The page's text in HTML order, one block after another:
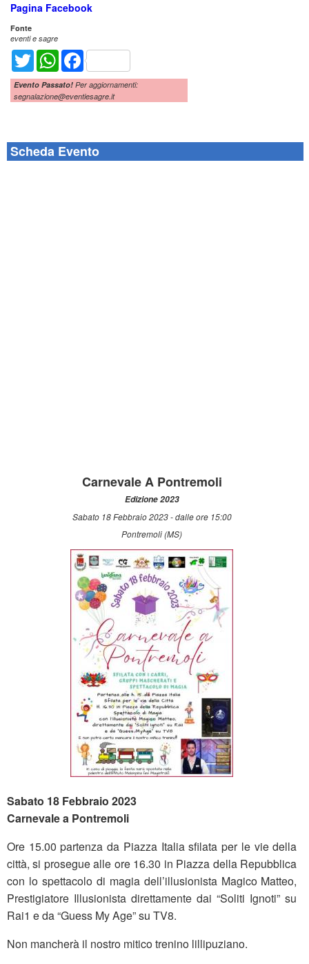
Pagina Facebook
Fonte
eventi e sagre
Twitter WhatsAppFacebook
Evento Passato! Per aggiornamenti:
segnalazione@eventiesagre.it
Scheda Evento
Carnevale A Pontremoli
Edizione 2023
Sabato 18 Febbraio 2023 - dalle ore 15:00
Pontremoli (MS)
Sabato 18 Febbraio 2023
Carnevale a Pontremoli
Ore 15.00 partenza da Piazza Italia sfilata per le vie della
città, si prosegue alle ore 16.30 in Piazza della Repubblica
con lo spettacolo di magia dell’illusionista Magico Matteo,
Prestigiatore Illusionista direttamente dai “Soliti Ignoti” su
Rai1 e da “Guess My Age” su TV8.
Non mancherà il nostro mitico trenino lillipuziano.